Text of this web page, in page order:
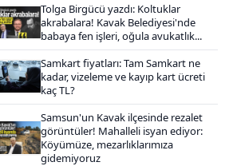
Tolga Birgücü yazdı: Koltuklar
akrabalara! Kavak Belediyesi'nde
babaya fen işleri, oğula avukatlık...
Samkart fiyatları: Tam Samkart ne
kadar, vizeleme ve kayıp kart ücreti
kaç TL?
Samsun'un Kavak ilçesinde rezalet
görüntüler! Mahalleli isyan ediyor:
Köyümüze, mezarlıklarımıza
gidemiyoruz